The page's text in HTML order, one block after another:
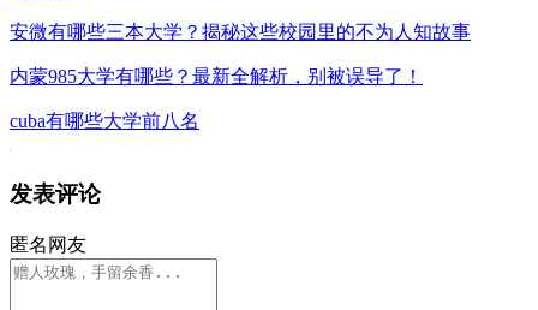
安微有哪些三本大学？揭秘这些校园里的不为人知故事
内蒙985大学有哪些？最新全解析，别被误导了！
cuba有哪些大学前八名
发表评论
匿名网友